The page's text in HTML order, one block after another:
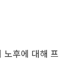
노후에 대해 프